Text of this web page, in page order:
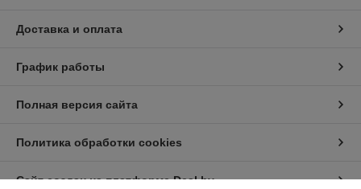
Доставка и оплата
График работы
Полная версия сайта
Политика обработки cookies
Сайт создан на платформе Deal.by